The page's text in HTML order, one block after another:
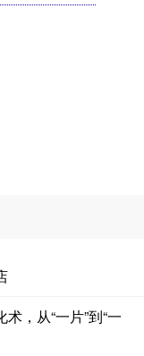
，从“一片”到“一